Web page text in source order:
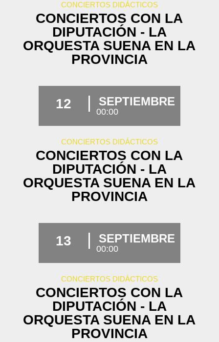
CONCIERTOS DIDÁCTICOS
CONCIERTOS CON LA
DIPUTACIÓN - LA
ORQUESTA SUENA EN LA
PROVINCIA
12 SEPTIEMBRE
00:00
CONCIERTOS DIDÁCTICOS
CONCIERTOS CON LA
DIPUTACIÓN - LA
ORQUESTA SUENA EN LA
PROVINCIA
13 SEPTIEMBRE
00:00
CONCIERTOS DIDÁCTICOS
CONCIERTOS CON LA
DIPUTACIÓN - LA
ORQUESTA SUENA EN LA
PROVINCIA